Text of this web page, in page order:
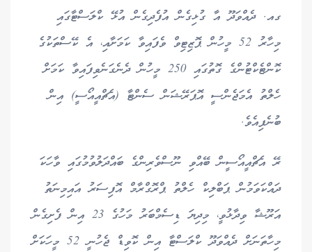
ގއ. ދެއްވަދޫ އާ ގުޅިގެން އުފެދިގެން އުޅޭ ކްލަސްޓާގައި
މިހާރު 52 މީހުން ޕޮޒިޓިވް ވެފައިވާ ކަމަށާއި، އެ ކޭސްތަކުގެ
ކޮންޓެކްޓުންގެ ގޮތުގައި 250 މީހުން ދެނެގަނެވިފައިވާ ކަމަށް
ހެލްތު އެމަޖެންސީ އޮޕަރޭޝަން ސެންޓާ (އެޗްއީއޯސީ) އިން
ބުނެފިއެވެ.
ރޭ އެޗްއީއޯސީން ބޭއްވި ނޫސްވެރިންގެ ބައްދަލުވުމުގައި ވާހަކަ
ދައްކަވަމުން ޕަބްލިކް ހެލްތު ޕްރޮގްރާމް އޮފިސަރު އައިމިނަތު
އަރޫޝާ ވިދާޅުވީ، މިދިޔަ ޑިސެމްބަރު މަހުގެ 23 އިން ފެށިގެން
މިހާތަނަށް ދެއްވަދޫ ކްލަސްޓާ އިން ކޮވިޑް ޖެހުނީ 52 މީހަކަށް